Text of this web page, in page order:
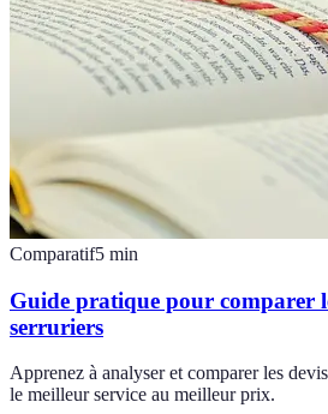
Comparatif5 min
Guide pratique pour comparer
serruriers
Apprenez à analyser et comparer les
le meilleur service au meilleur prix.